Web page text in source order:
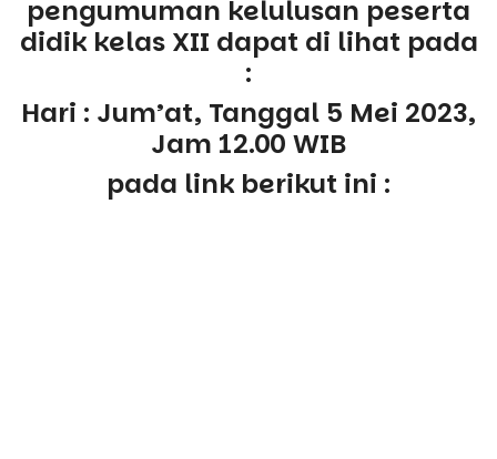
pengumuman kelulusan peserta
didik kelas XII dapat di lihat pada
:
Hari : Jum’at, Tanggal 5 Mei 2023,
Jam 12.00 WIB
pada link berikut ini :